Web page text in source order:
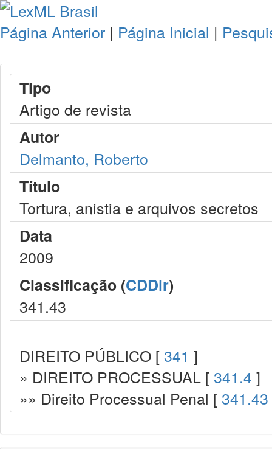
Página Anterior | Página Inicial |
Tipo
Artigo de revista
Autor
Delmanto, Roberto
Título
Tortura, anistia e arquivos secretos
Data
2009
Classificação (CDDir)
341.43
DIREITO PÚBLICO [ 341 ]
» DIREITO PROCESSUAL [ 341.4 ]
»» Direito Processual Penal [ 341.43